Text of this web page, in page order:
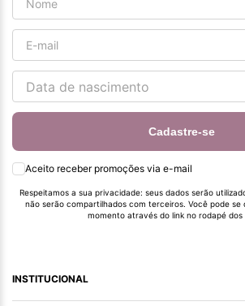
Cadastre-se
Aceito receber promoções via e-mail
Respeitamos a sua privacidade: seus dados serão
não serão compartilhados com terceiros. Você pode se
momento através do link no rodapé dos
INSTITUCIONAL